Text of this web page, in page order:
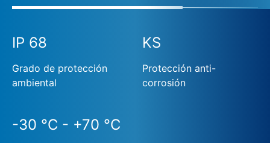
IP 68
Grado de protección
ambiental
KS
Protección anti-
corrosión
-30 °C - +70 °C